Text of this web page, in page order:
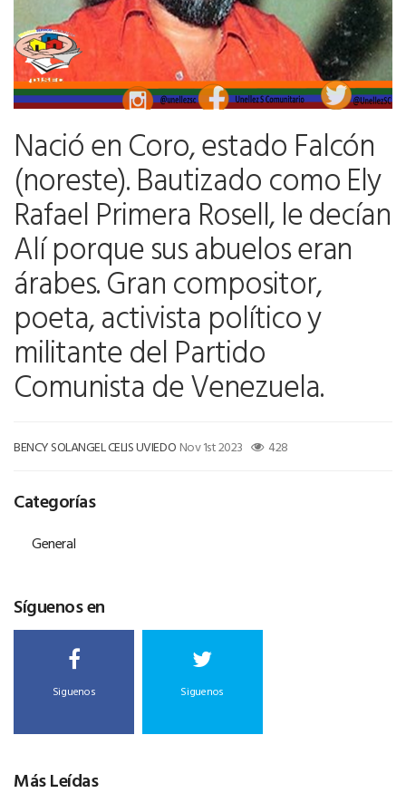
Nació en Coro, estado Falcón
(noreste). Bautizado como Ely
Rafael Primera Rosell, le decían
Alí porque sus abuelos eran
árabes. Gran compositor,
poeta, activista político y
militante del Partido
Comunista de Venezuela.
BENCY SOLANGEL CELIS UVIEDO Nov 1st 2023 428
Categorías
General
Síguenos en
Siguenos Siguenos
Más Leídas